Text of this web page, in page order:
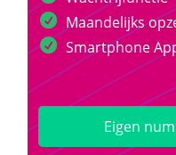
Maandelijks
Smartphone
Eigen